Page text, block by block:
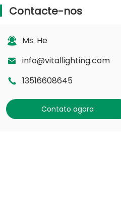
Contacte-nos
Ms. He
info@vitallighting.com
13516608645
Contato agora